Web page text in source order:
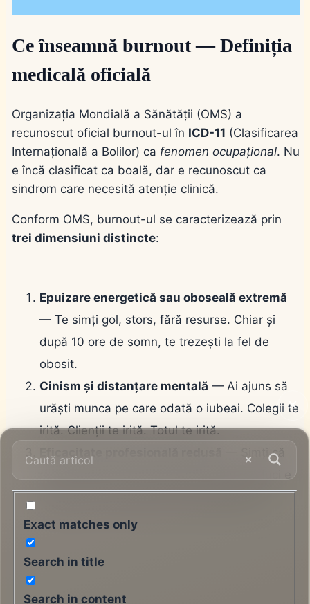
Ce înseamnă burnout — Definiția
medicală oficială
Organizația Mondială a Sănătății (OMS) a
recunoscut oficial burnout-ul în ICD-11 (Clasificarea
Internațională a Bolilor) ca fenomen ocupațional. Nu
e încă clasificat ca boală, dar e recunoscut ca
sindrom care necesită atenție clinică.
Conform OMS, burnout-ul se caracterizează prin
trei dimensiuni distincte:
Epuizare energetică sau oboseală extremă
— Te simți gol, stors, fără resurse. Chiar și
după 10 ore de somn, te trezești la fel de
obosit.
Cinism și distanțare mentală — Ai ajuns să
urăști munca pe care odată o iubeai. Colegii te
irită. Clienții te irită. Totul te irită.
Eficacitate profesională redusă
— Simți că
mediocru. Că ai uitat cum să performezi.
Exact matches only
Search in title
Search in content